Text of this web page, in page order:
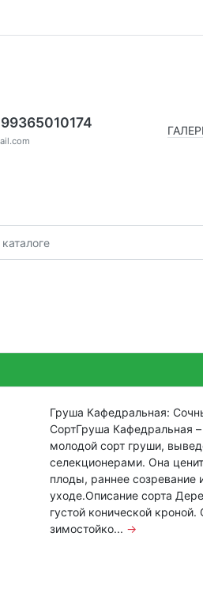
Груша Кафедральная:
СортГруша Кафедральная –
молодой сорт груши,
селекционерами. Она
плоды, раннее созревание
уходе.Описание сорта
густой конической кроной.
зимостойко... →